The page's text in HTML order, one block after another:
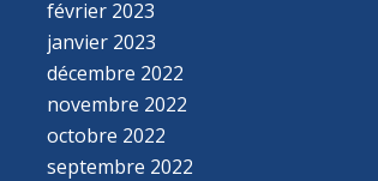
février 2023
janvier 2023
décembre 2022
novembre 2022
octobre 2022
septembre 2022